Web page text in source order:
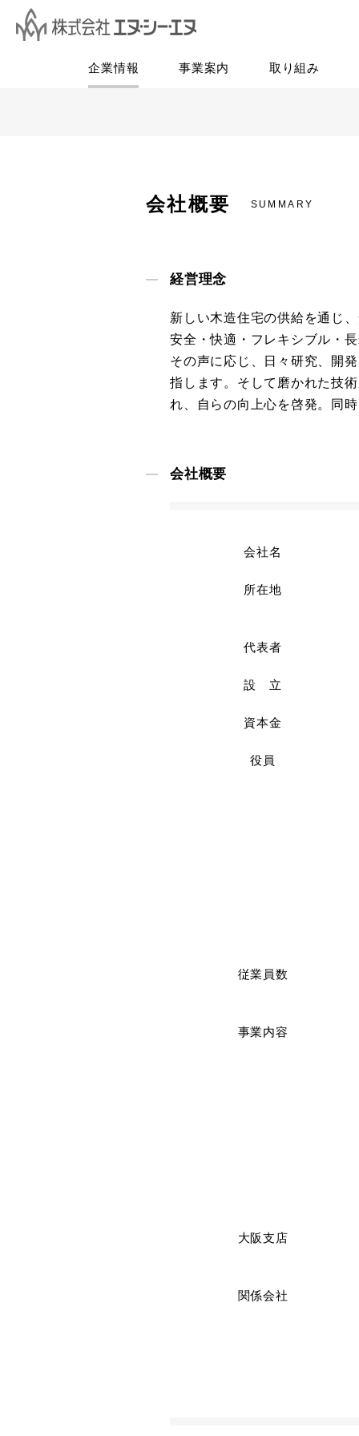
企業情報 事業案内 取り組み
会社概要 SUMMARY
経営理念
新しい木造住宅の供給を通じ
安全・快適・フレキシブル・
その声に応じ、日々研究、開
指します。そして磨かれた技
れ、自らの向上心を啓発。同
会社概要
会社名
所在地
代表者
設 立
資本金
役員
従業員数
事業内容
大阪支店
関係会社